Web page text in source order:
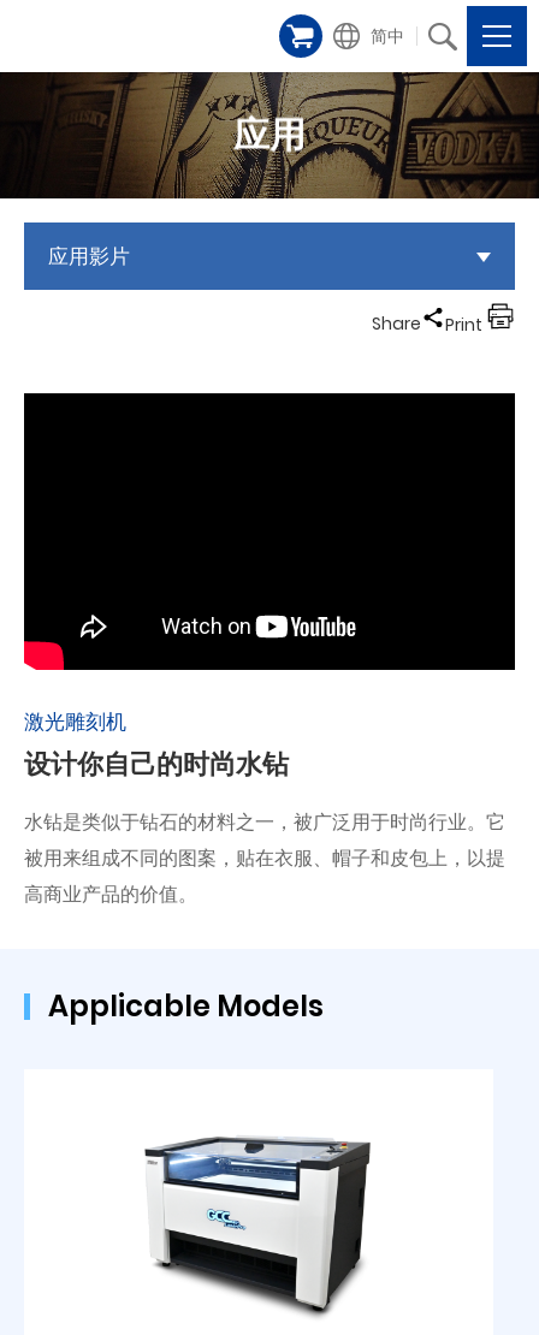
简中
应用
应用影片
Share Print
激光雕刻机
设计你自己的时尚水钻
水钻是类似于钻石的材料之一，被广泛用于时尚行业。它
被用来组成不同的图案，贴在衣服、帽子和皮包上，以提
高商业产品的价值。
Applicable Models